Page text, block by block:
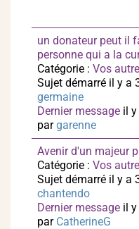
un donateur peut il
personne qui a la
Catégorie : Vos
Sujet démarré il y a
germaine
Dernier message il
pargarenne
Avenir d'un majeur
Catégorie : Vos
Sujet démarré il y a
chantendo
Dernier message il
par CatherineG